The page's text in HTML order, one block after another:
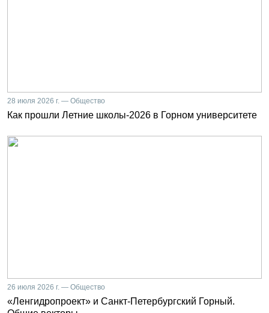
28 июля 2026 г. — Общество
Как прошли Летние школы-2026 в Горном университете
26 июля 2026 г. — Общество
«Ленгидропроект» и Санкт-Петербургский Горный.